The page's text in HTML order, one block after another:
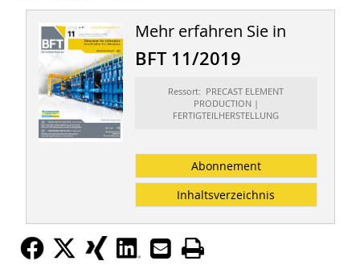
Mehr erfahren Sie in
BFT 11/2019
Ressort: PRECAST ELEMENT
PRODUCTION |
FERTIGTEILHERSTELLUNG
Abonnement
Inhaltsverzeichnis